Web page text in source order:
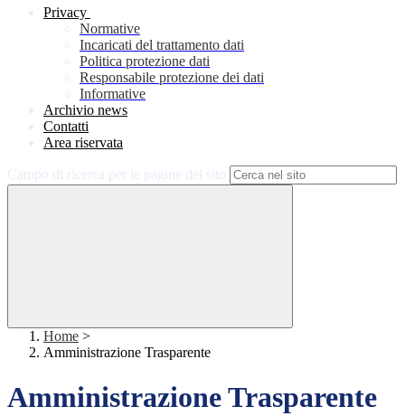
Privacy
Normative
Incaricati del trattamento dati
Politica protezione dati
Responsabile protezione dei dati
Informative
Archivio news
Contatti
Area riservata
Home >
Amministrazione Trasparente
Amministrazione Trasparente